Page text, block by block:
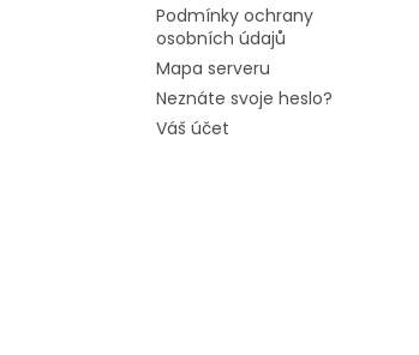
Podmínky ochrany
osobních údajů
Mapa serveru
Neznáte svoje heslo?
Váš účet